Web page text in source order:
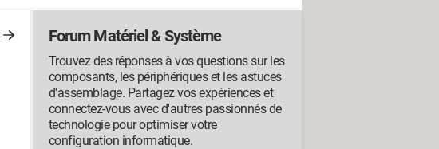
Forum Matériel & Système
Trouvez des réponses à vos questions sur les
composants, les périphériques et les astuces
d'assemblage. Partagez vos expériences et
connectez-vous avec d'autres passionnés de
technologie pour optimiser votre
configuration informatique.